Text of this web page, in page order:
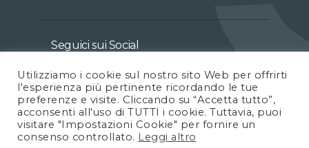
Seguici sui Social
© 2026 Galeno Salute Srl. All Rights
Utilizziamo i cookie sul nostro sito Web per offrirti
l'esperienza più pertinente ricordando le tue
preferenze e visite. Cliccando su “Accetta tutto”,
acconsenti all'uso di TUTTI i cookie. Tuttavia, puoi
visitare "Impostazioni Cookie" per fornire un
consenso controllato. Leggi altro